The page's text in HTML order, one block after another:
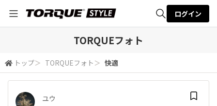
検索
ログイン
TORQUEフォト
トップ＞ TORQUEフォト ＞ 快適
ユウ